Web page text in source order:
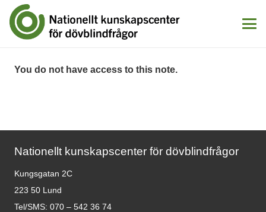
You do not have access to this note.
Nationellt kunskapscenter för dövblindfrågor
Kungsgatan 2C
223 50 Lund
Tel/SMS: 070 – 542 36 74